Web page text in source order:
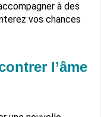
à des
vos chances
l’âme